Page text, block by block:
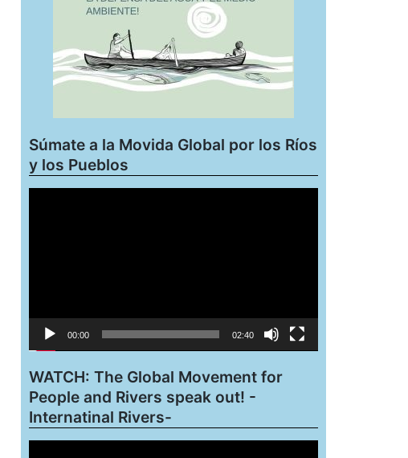
Súmate a la Movida Global por los Ríos
y los Pueblos
00:00 02:40
WATCH: The Global Movement for
People and Rivers speak out! -
Internatinal Rivers-